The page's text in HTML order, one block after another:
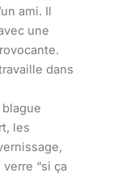
ami. Il
une
dans
les
“si ça